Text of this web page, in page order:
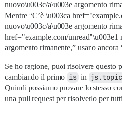
nuovo\u003c/a\u003e argomento
Mentre “C’è \u003ca
nuovo\u003c/a\u003e argomento
href="example.com/unread"\u003e1
argomento rimanente,” usano ancora
Se ho ragione, puoi risolvere questo
cambiando il primo is in
Quindi possiamo provare lo stesso
una pull request per risolverlo per